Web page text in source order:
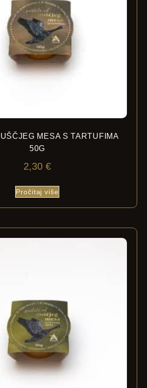
MESA S TARTUFIMA
50G
2,30 €
Pročitaj više